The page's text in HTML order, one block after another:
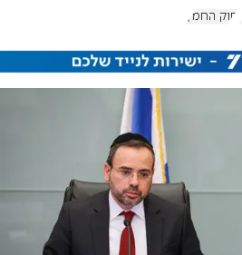
חוק החמץ